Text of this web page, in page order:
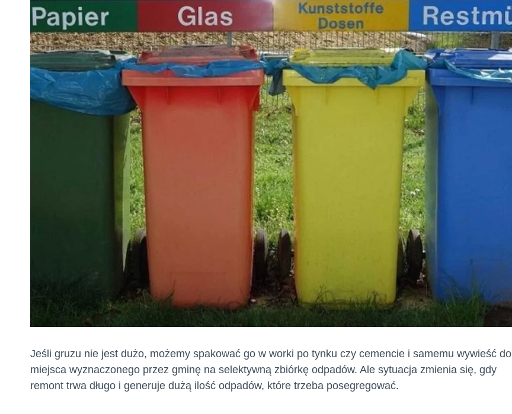
Jeśli gruzu nie jest dużo, możemy spakować go w worki po tynku czy cemencie i samemu wywieść do
miejsca wyznaczonego przez gminę na selektywną zbiórkę odpadów. Ale sytuacja zmienia się, gdy
remont trwa długo i generuje dużą ilość odpadów, które trzeba posegregować.